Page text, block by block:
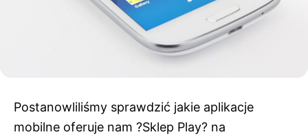
Postanowliliśmy sprawdzić jakie aplikacje
mobilne oferuje nam ?Sklep Play? na